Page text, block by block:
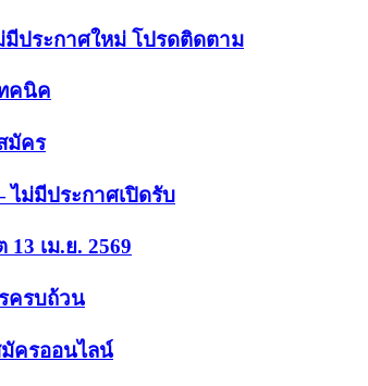
มีประกาศใหม่ โปรดติดตาม
คนิค
มัคร
ไม่มีประกาศเปิดรับ
เม.ย. 2569
ครบถ้วน
ครออนไลน์